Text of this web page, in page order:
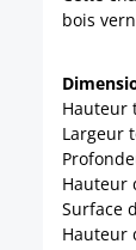
bois
Hauteur
Largeur
Hauteur
Surface
Hauteur